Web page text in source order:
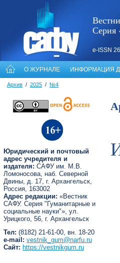
Серия
e-ISSN
О ЖУРНАЛЕ ИНФОРМАЦИЯ
Архив / 2025 / №4
Юридический и почтовый
адрес учредителя и
издателя: САФУ им. М.В.
Ломоносова, наб. Северной
Двины, д. 17, г. Архангельск,
Россия, 163002
Адрес редакции: «Вестник
САФУ. Серия "Гуманитарные и
социальные науки"», ул.
Урицкого, 56, г. Архангельск
Тел: (8182) 21-61-00, вн. 18-20
e-mail: vestnik_gum@narfu.ru
Сайт: https://vestnikgum.ru